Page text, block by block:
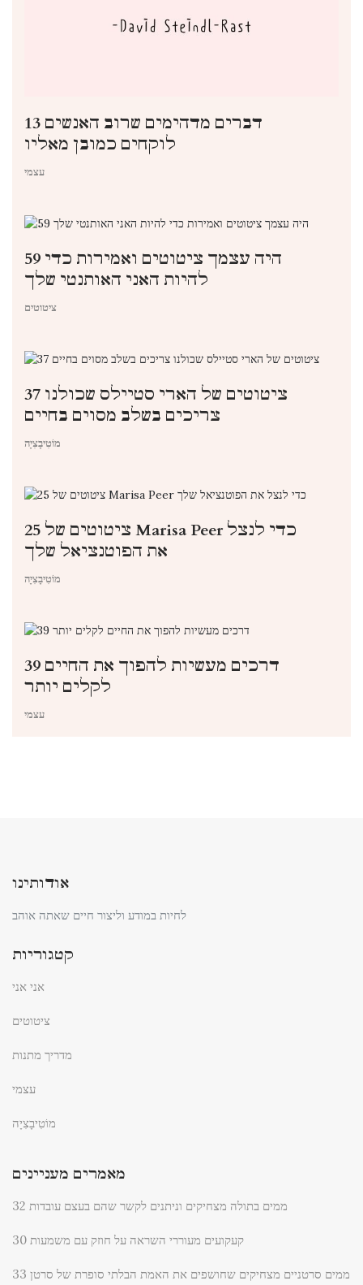
13 דברים מדהימים שרוב האנשים
לוקחים כמובן מאליו
עצמי
59 היה עצמך ציטוטים ואמירות כדי
להיות האני האותנטי שלך
ציטוטים
37 ציטוטים של הארי סטיילס שכולנו
צריכים בשלב מסוים בחיים
מוֹטִיבָצִיָה
25 ציטוטים של Marisa Peer כדי לנצל
את הפוטנציאל שלך
מוֹטִיבָצִיָה
39 דרכים מעשיות להפוך את החיים
לקלים יותר
עצמי
אודותינו
לחיות במודע וליצור חיים שאתה אוהב
קטגוריות
אני אני
ציטוטים
מדריך מתנות
עצמי
מוֹטִיבָצִיָה
מאמרים מעניינים
32 ממים בתולה מצחיקים וניתנים לקשר שהם בעצם עובדות
30 קעקועים מעוררי השראה על חוזק עם משמעות
33 ממים סרטניים מצחיקים שחושפים את האמת הבלתי סופרת של סרטן